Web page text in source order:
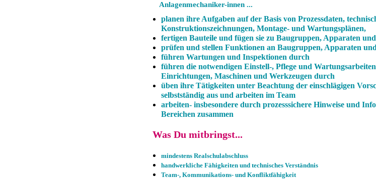
Anlagenmechaniker-innen ...
planen ihre Aufgaben auf der Basis von Prozessdaten,
Konstruktionszeichnungen, Montage- und Wartungsplänen,
fertigen Bauteile und fügen sie zu Baugruppen, Apparaten
prüfen und stellen Funktionen an Baugruppen, Apparaten
führen Wartungen und Inspektionen durch
führen die notwendigen Einstell-, Pflege und
Einrichtungen, Maschinen und Werkzeugen durch
üben ihre Tätigkeiten unter Beachtung der einschlägigen
selbstständig aus und arbeiten im Team
arbeiten- insbesondere durch prozesssichere Hinweise und
Bereichen zusammen
Was Du mitbringst...
mindestens Realschulabschluss
handwerkliche Fähigkeiten und technisches Verständnis
Team-, Kommunikations- und Konfliktfähigkeit